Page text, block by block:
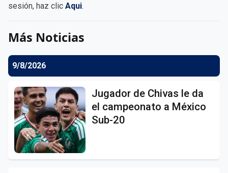
sesión, haz clic Aqui.
Más Noticias
9/8/2026
Jugador de Chivas le da
el campeonato a México
Sub-20